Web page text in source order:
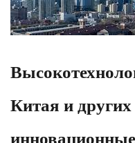
Китая и других